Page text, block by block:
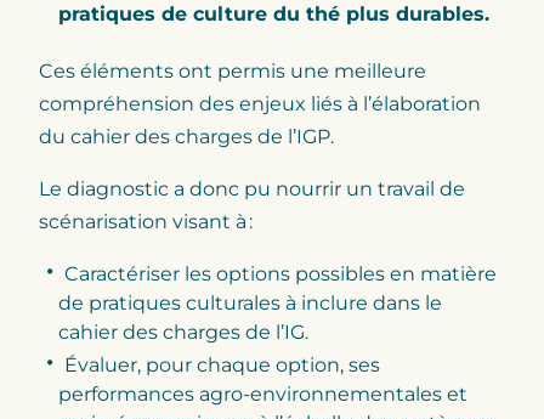
pratiques de culture du thé plus durables.
Ces éléments ont permis une meilleure
compréhension des enjeux liés à l’élaboration
du cahier des charges de l’IGP.
Le diagnostic a donc pu nourrir un travail de
scénarisation visant à :
Caractériser les options possibles en matière
de pratiques culturales à inclure dans le
cahier des charges de l’IG.
Évaluer, pour chaque option, ses
performances agro-environnementales et